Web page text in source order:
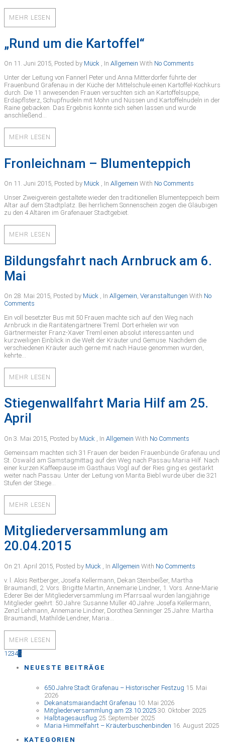
MEHR LESEN
„Rund um die Kartoffel“
On 11. Juni 2015, Posted by Mück , In Allgemein With No Comments
Unter der Leitung von Fannerl Peter und Anna Mitterdorfer führte der
Frauenbund Grafenau in der Küche der Mittelschule einen Kartoffel-Kochkurs
durch. Die 11 anwesenden Frauen versuchten sich an Kartoffelsuppe,
Erdäpflsterz, Schupfnudeln mit Mohn und Nüssen und Kartoffelnudeln in der
Raine gebacken. Das Ergebnis konnte sich sehen lassen und wurde
anschließend…
MEHR LESEN
Fronleichnam – Blumenteppich
On 11. Juni 2015, Posted by Mück , In Allgemein With No Comments
Unser Zweigverein gestaltete wieder den traditionellen Blumenteppeich beim
Altar auf dem Stadtplatz. Bei herrlichem Sonnenschein zogen die Gläubigen
zu den 4 Altären im Grafenauer Stadtgebiet.
MEHR LESEN
Bildungsfahrt nach Arnbruck am 6.
Mai
On 28. Mai 2015 Posted by Mück In Allgemein Veranstaltungen With No
Comments
Ein voll besetzter Bus mit 50 Frauen machte sich auf den Weg nach
Arnbruck in die Raritätengärtnerei Treml. Dort erhielen wir von
Gärtnermeister Franz-Xaver Treml einen absolut interessanten und
kurzweiligen Einblick in die Welt der Kräuter und Gemüse. Nachdem die
verschiedenen Kräuter auch gerne mit nach Hause genommen wurden,
kehrte…
MEHR LESEN
Stiegenwallfahrt Maria Hilf am 25.
April
On 3. Mai 2015 Posted by Mück In Allgemein With No Comments
Gemeinsam machten sich 31 Frauen der beiden Frauenbünde Grafenau und
St. Oswald am Samstagmittag auf den Weg nach Passau Maria Hilf. Nach
einer kurzen Kaffeepause im Gasthaus Vogl auf der Ries ging es gestärkt
weiter nach Passau. Unter der Leitung von Marita Biebl wurde über die 321
Stufen der Stiege…
MEHR LESEN
Mitgliederversammlung am
20.04.2015
On 21. April 2015 Posted by Mück In Allgemein With No Comments
v. l. Alois Reitberger, Josefa Kellermann, Dekan Steinbeißer, Martha
Braumandl, 2. Vors. Brigitte Martin, Annemarie Lindner, 1. Vors. Anne-Marie
Ederer Bei der Mitgliederversammlung im Pfarrsaal wurden langjährige
Mitglieder geehrt: 50 Jahre: Susanne Müller 40 Jahre: Josefa Kellermann,
Zenzl Lehmann, Annemarie Lindner, Dorothea Senninger 25 Jahre: Martha
Braumandl, Mathilde Lendner, Maria…
MEHR LESEN
1 2345
NEUESTE BEITRÄGE
650 Jahre Stadt Grafenau – Historischer Festzug 15. Mai
2026
Dekanatsmaiandacht Grafenau 10. Mai 2026
Mitgliederversammlung am 23.10.2025 30. Oktober 2025
Halbtagesausflug 25. September 2025
Maria Himmelfahrt – Kräuterbuschenbinden 16. August 2025
KATEGORIEN